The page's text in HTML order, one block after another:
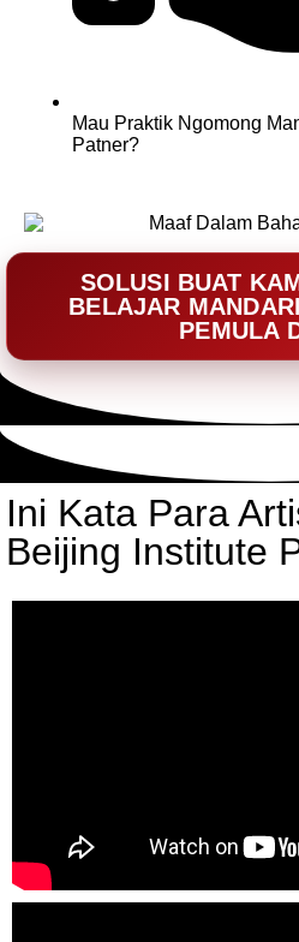
Mau Praktik Ngomong
Patner?
SOLUSI BUAT
BELAJAR
PEMULA
Ini Kata Para
Beijing Institute